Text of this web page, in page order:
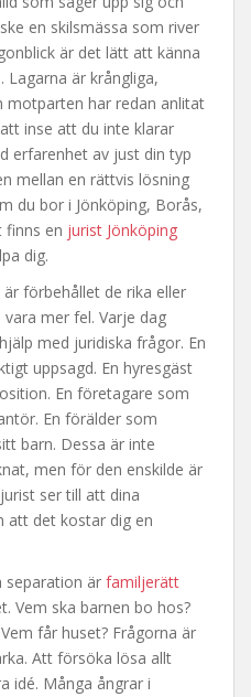
en skilsmässa som river
är det lätt att känna
Lagarna är krångliga,
motparten har redan anlitat
inse att du inte klarar
erfarenhet av just din typ
mellan en rättvis lösning
du bor i Jönköping, Borås,
finns en jurist Jönköping
dig.
förbehållet de rika eller
mer fel. Varje dag
med juridiska frågor. En
uppsagd. En hyresgäst
En företagare som
En förälder som
barn. Dessa är inte
men för den enskilde är
ser till att dina
att det kostar dig en
separation är familjerätt
Vem ska barnen bo hos?
får huset? Frågorna är
Att försöka lösa allt
idé. Många ångrar i